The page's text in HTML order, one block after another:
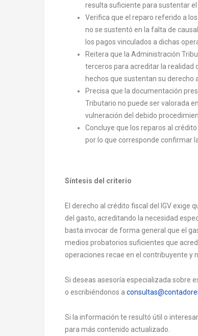
resulta suficiente para sustentar el
Verifica que el reparo referido a
no se sustentó en la falta de
los pagos vinculados a dichas
Reitera que la Administración
terceros para acreditar la realidad
hechos que sustentan su derecho
Precisa que la documentación
Tributario no puede ser valorada
vulneración del debido
Concluye que los reparos al
por lo que corresponde confirmar
Síntesis del criterio
El derecho al crédito fiscal del IGV exige
del gasto, acreditando la necesidad
basta invocar de forma general que el
medios probatorios suficientes que
operaciones recae en el contribuyente y
Si deseas asesoría especializada sobre
o escribiéndonos a
Si la información te resultó útil o
para más contenido actualizado.